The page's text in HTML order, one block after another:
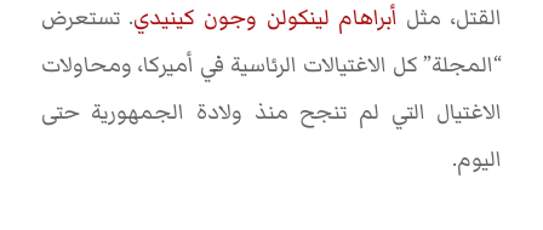
القتل، مثل أبراهام لينكولن وجون كينيدي. تستعرض
“المجلة” كل الاغتيالات الرئاسية في أميركا، ومحاولات
الاغتيال التي لم تنجح منذ ولادة الجمهورية حتى
اليوم.